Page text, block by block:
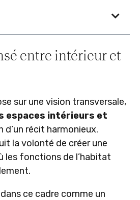
entre intérieur et
sur une vision transversale,
espaces intérieurs et
d’un récit harmonieux.
la volonté de créer une
les fonctions de l’habitat
ce cadre comme un